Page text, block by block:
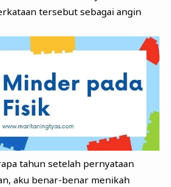
tersebut sebagai angin
tahun setelah pernyataan
aku benar-benar menikah